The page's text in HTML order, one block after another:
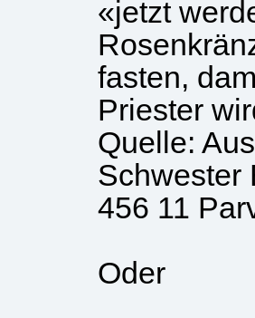
«jetzt
fasten,
Priester
Quelle:
Schwester
456 11
Oder